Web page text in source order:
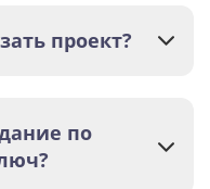
проект?
по